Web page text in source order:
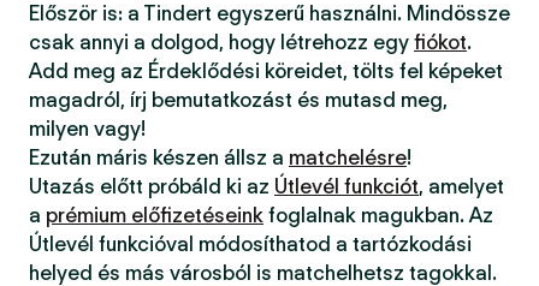
Először is: a Tindert egyszerű használni. Mindössze
csak annyi a dolgod, hogy létrehozz egy fiókot.
Add meg az Érdeklődési köreidet, tölts fel képeket
magadról, írj bemutatkozást és mutasd meg,
milyen vagy!
Ezután máris készen állsz a matchelésre!
Utazás előtt próbáld ki az Útlevél funkciót, amelyet
a prémium előfizetéseink foglalnak magukban. Az
Útlevél funkcióval módosíthatod a tartózkodási
helyed és más városból is matchelhetsz tagokkal.